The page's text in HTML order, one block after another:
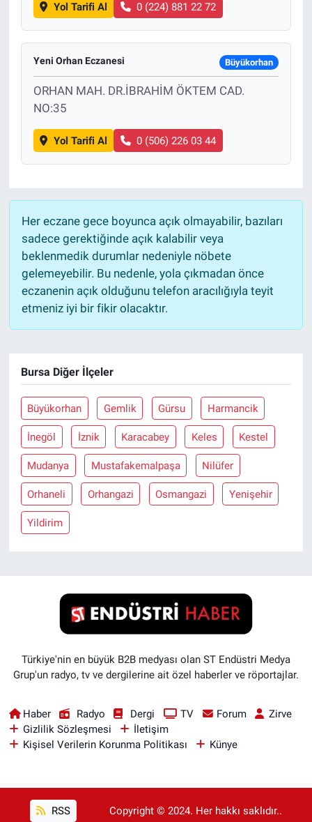
Yol Tarifi Al 0 (224) 881 22 72
Yeni Orhan Eczanesi Büyükorhan
ORHAN MAH. DR.İBRAHİM ÖKTEM CAD.
NO:35
Yol Tarifi Al 0 (506) 226 03 44
Her eczane gece boyunca açık olmayabilir, bazıları
sadece gerektiğinde açık kalabilir veya
beklenmedik durumlar nedeniyle nöbete
gelemeyebilir. Bu nedenle, yola çıkmadan önce
eczanenin açık olduğunu telefon aracılığıyla teyit
etmeniz iyi bir fikir olacaktır.
Bursa Diğer İlçeler
Büyükorhan Gemlik Gürsu Harmancik
İnegöl İznik Karacabey Keles Kestel
Mudanya Mustafakemalpaşa Nilüfer
Orhaneli Orhangazi Osmangazi Yenişehir
Yildirim
Türkiye'nin en büyük B2B medyası olan ST Endüstri Medya
Grup'un radyo, tv ve dergilerine ait özel haberler ve röportajlar.
Haber Radyo Dergi TV Forum
Zirve
Gizlilik Sözleşmesi
İletişim
Kişisel Verilerin Korunma Politikası
Künye
RSS Copyright © 2024. Her hakkı saklıdır..